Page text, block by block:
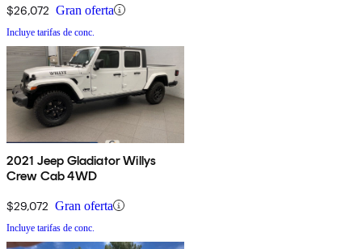
$26,072 Gran oferta
Incluye tarifas de conc.
2021 Jeep Gladiator Willys
Crew Cab 4WD
$29,072 Gran oferta
Incluye tarifas de conc.